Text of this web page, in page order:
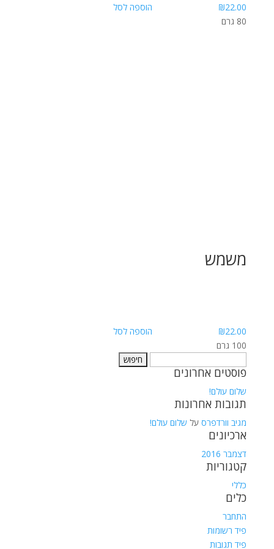
₪22.00
הוספה לסל
80 גרם
משמש
₪22.00
הוספה לסל
100 גרם
פוסטים אחרונים
שלום עולם!
תגובות אחרונות
מגיב וורדפרסעל שלום עולם!
ארכיונים
דצמבר 2016
קטגוריות
כללי
כלים
התחבר
פיד רשומות
פיד תגובות